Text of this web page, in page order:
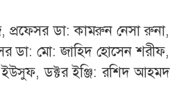
প্রফেসর ডা: কামরুন নেসা রুনা,
ডা: মো: জাহিদ হোসেন শরীফ,
ডক্টর ইঞ্জি: রশিদ আহমদ